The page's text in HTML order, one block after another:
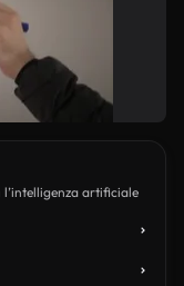
artificiale